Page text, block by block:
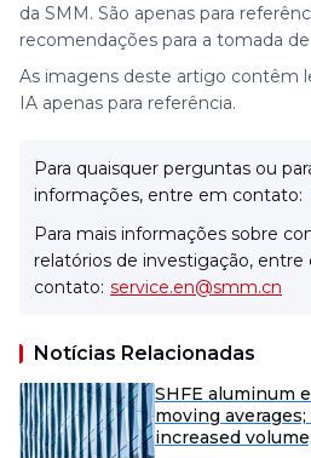
da SMM. São apenas para
recomendações para a tomada
As imagens deste artigo contêm
IA apenas para referência.
Para quaisquer perguntas ou
informações, entre em contato:
Para mais informações sobre
relatórios de investigação, entre
contato: service.en@smm.cn
Notícias Relacionadas
SHFE aluminum
moving
increased